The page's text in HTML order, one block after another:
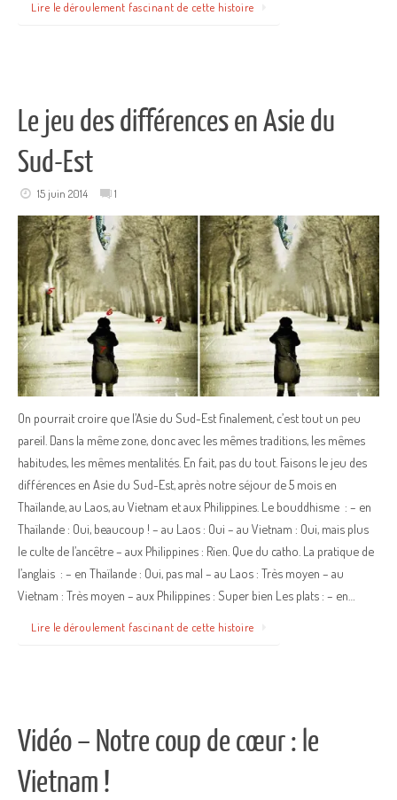
Lire le déroulement fascinant de cette histoire
Le jeu des différences en Asie du
Sud-Est
15 juin 2014 1
On pourrait croire que l’Asie du Sud-Est finalement, c’est tout un peu
pareil. Dans la même zone, donc avec les mêmes traditions, les mêmes
habitudes, les mêmes mentalités. En fait, pas du tout. Faisons le jeu des
différences en Asie du Sud-Est, après notre séjour de 5 mois en
Thaïlande, au Laos, au Vietnam et aux Philippines. Le bouddhisme : – en
Thaïlande : Oui, beaucoup ! – au Laos : Oui – au Vietnam : Oui, mais plus
le culte de l’ancêtre – aux Philippines : Rien. Que du catho. La pratique de
l’anglais : – en Thaïlande : Oui, pas mal – au Laos : Très moyen – au
Vietnam : Très moyen – aux Philippines : Super bien Les plats : – en…
Lire le déroulement fascinant de cette histoire
Vidéo – Notre coup de cœur : le
Vietnam !